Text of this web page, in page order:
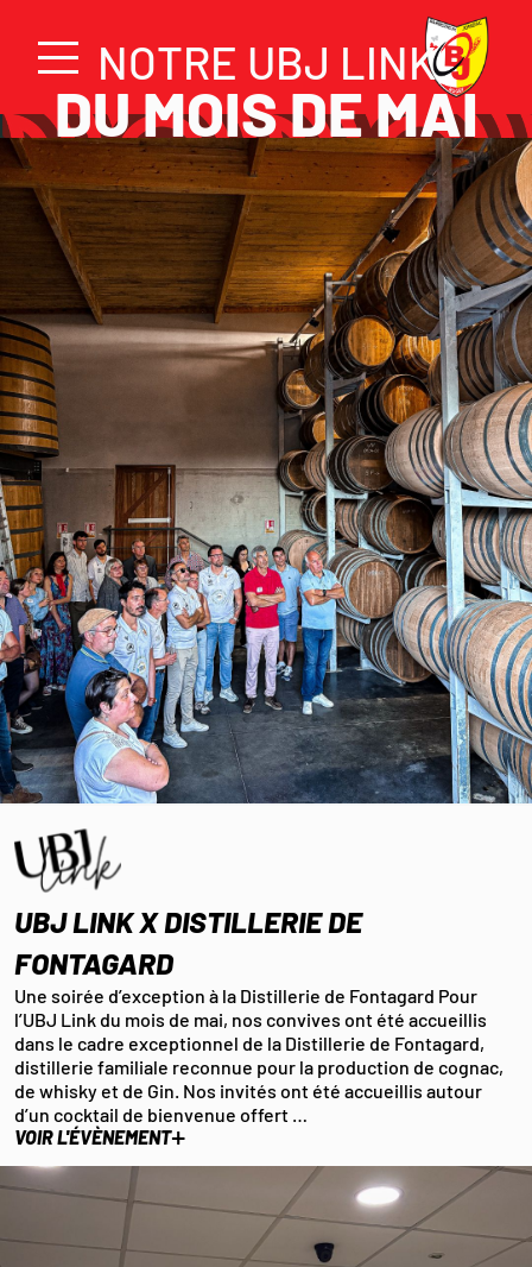
NOTRE UBJ LINK
DU MOIS DE MAI
UBJ LINK X DISTILLERIE DE
FONTAGARD
Une soirée d’exception à la Distillerie de Fontagard Pour
l’UBJ Link du mois de mai, nos convives ont été accueillis
dans le cadre exceptionnel de la Distillerie de Fontagard,
distillerie familiale reconnue pour la production de cognac,
de whisky et de Gin. Nos invités ont été accueillis autour
d’un cocktail de bienvenue offert …
VOIR L'ÉVÈNEMENT+